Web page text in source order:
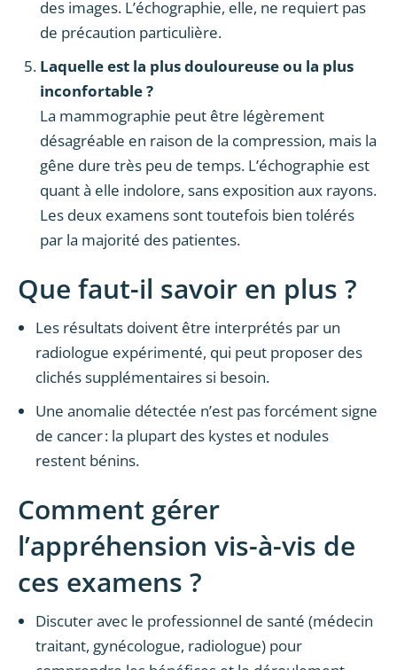
des images. L’échographie, elle, ne requiert pas
de précaution particulière.
Laquelle est la plus douloureuse ou la plus
inconfortable ?
La mammographie peut être légèrement
désagréable en raison de la compression, mais la
gêne dure très peu de temps. L’échographie est
quant à elle indolore, sans exposition aux rayons.
Les deux examens sont toutefois bien tolérés
par la majorité des patientes.
Que faut-il savoir en plus ?
Les résultats doivent être interprétés par un
radiologue expérimenté, qui peut proposer des
clichés supplémentaires si besoin.
Une anomalie détectée n’est pas forcément signe
de cancer : la plupart des kystes et nodules
restent bénins.
Comment gérer
l’appréhension vis-à-vis de
ces examens ?
Discuter avec le professionnel de santé (médecin
traitant, gynécologue, radiologue) pour